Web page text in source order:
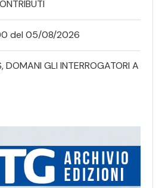
del 05/08/2026
DOMANI GLI INTERROGATORI A